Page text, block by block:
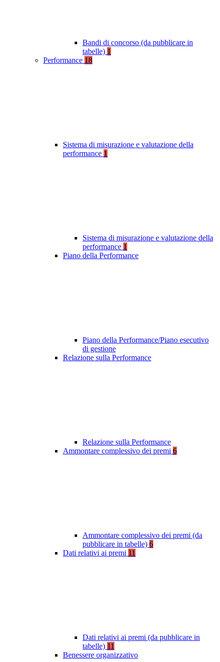
Bandi di concorso (da pubblicare in
tabelle) 1
Performance 18
Sistema di misurazione e valutazione della
performance 1
Sistema di misurazione e valutazione della
performance 1
Piano della Performance
Piano della Performance/Piano esecutivo
di gestione
Relazione sulla Performance
Relazione sulla Performance
Ammontare complessivo dei premi 6
Ammontare complessivo dei premi (da
pubblicare in tabelle) 6
Dati relativi ai premi 11
Dati relativi ai premi (da pubblicare in
tabelle) 11
Benessere organizzativo